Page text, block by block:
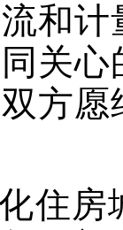
和
关
方
住